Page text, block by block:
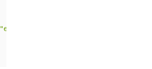
"error"